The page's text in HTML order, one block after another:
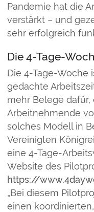
Pandemie hat die
verstärkt – und
sehr erfolgreich
Die 4-Tage-
Die 4-Tage-Woche
gedachte
mehr Belege dafür,
Arbeitnehmende
solches Modell in
Vereinigten
eine 4-Tage-
Website des
https://
„Bei diesem
einen